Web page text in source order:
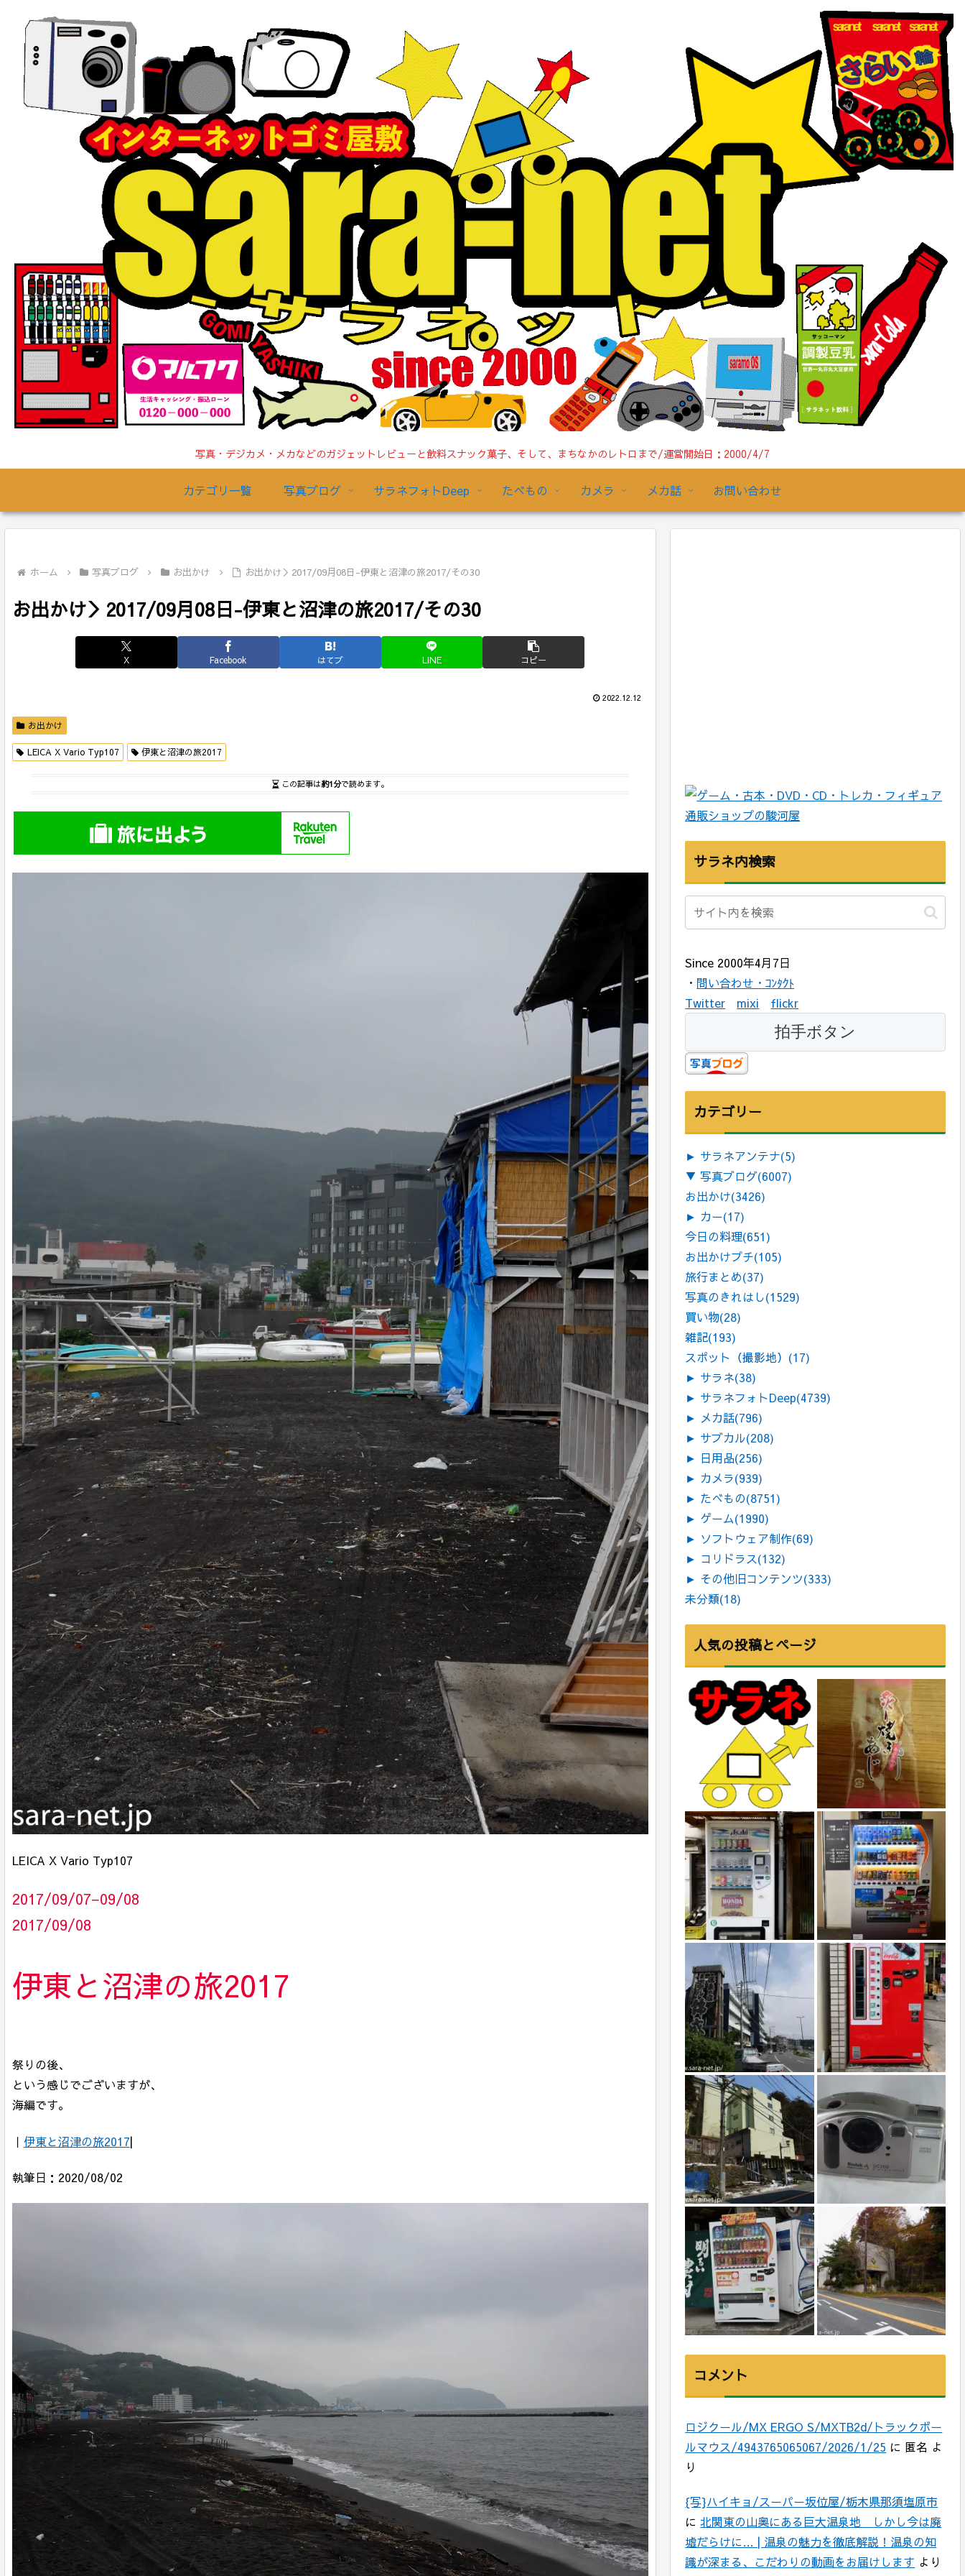
写真・デジカメ・メカなどのガジェットレビューと飲料スナック菓子、そして、まちなかのレトロまで/運営開始日：2000/4/7
カテゴリ一覧 写真ブログ サラネフォトDeep たべもの カメラ メカ話 お問い合わせ
ホーム 写真ブログ お出かけ お出かけ＞2017/09月08日-伊東と沼津の旅2017/その30
お出かけ＞2017/09月08日-伊東と沼津の旅2017/その30
X Facebook はてブ LINE コピー
2022.12.12
お出かけ
LEICA X Vario Typ107 伊東と沼津の旅2017
この記事は約1分で読めます。
LEICA X Vario Typ107
2017/09/07−09/08
2017/09/08
伊東と沼津の旅2017
祭りの後、
という感じでございますが、
海編です。
｜ 伊東と沼津の旅2017|
執筆日：2020/08/02
サラネ内検索
Since 2000年4月7日
・ 問い合わせ・ｺﾝﾀｸﾄ
Twitter
mixi flickr
カテゴリー
► サラネアンテナ(5)
▼ 写真ブログ(6007)
お出かけ(3426)
► カー(17)
今日の料理(651)
お出かけプチ(105)
旅行まとめ(37)
写真のきれはし(1529)
買い物(28)
雑記(193)
スポット（撮影地） (17)
► サラネ(38)
► サラネフォトDeep(4739)
► メカ話(796)
► サブカル(208)
► 日用品(256)
► カメラ(939)
► たべもの(8751)
► ゲーム(1990)
► ソフトウェア制作(69)
► コリドラス(132)
► その他旧コンテンツ(333)
未分類(18)
人気の投稿とページ
コメント
ロジクール/MX ERGO S/MXTB2d/トラックボー
ルマウス/4943765065067/2026/1/25 に 匿名 よ
り
{写}ハイキョ/スーパー坂位屋/栃木県那須塩原市
に北関東の山奥にある巨大温泉地 しかし今は廃
墟だらけに… | 温泉の魅力を徹底解説！温泉の知
識が深まる、こだわりの動画をお届けします より